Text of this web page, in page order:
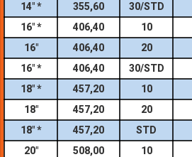
14″ *
355,60 30/STD
16″ *
406,40 10
16″
406,40 20
16″ *
406,40 30/STD
18″ *
457,20 10
18″
457,20 20
18″ *
457,20 STD
20″
508,00 10